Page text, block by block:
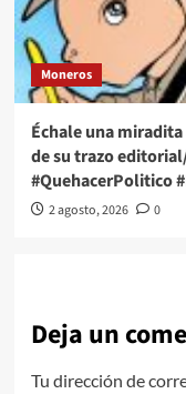
Moneros
Échale una
de su trazo
#QuehacerPolitico
2 agosto, 2026 0
Deja un
Tu dirección de